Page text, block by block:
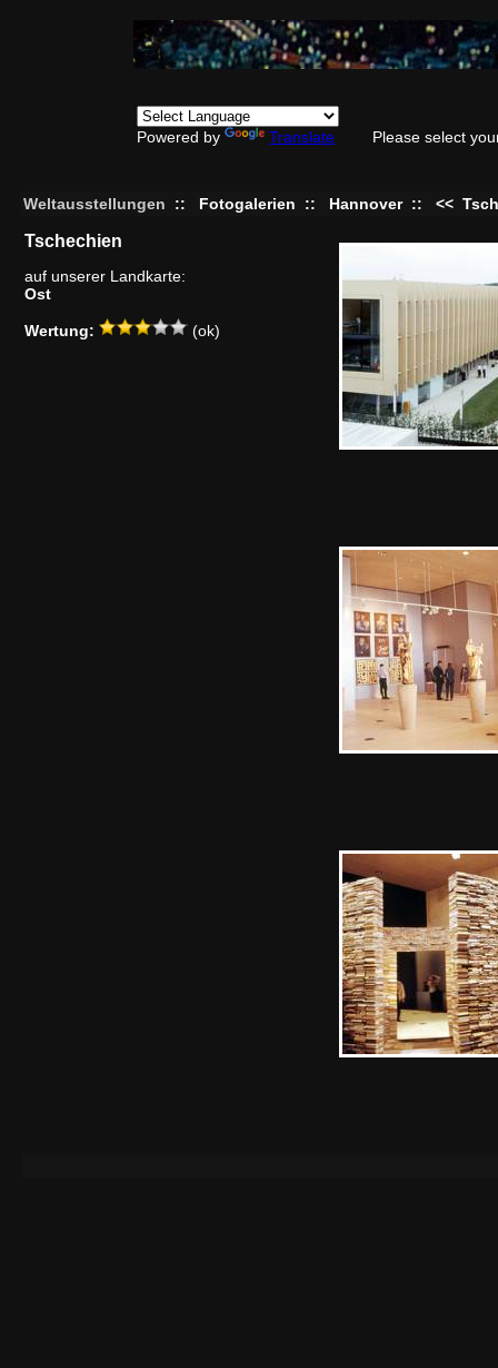
Powered by Translate Please select
Weltausstellungen :: Fotogalerien :: Hannover :: <<
Tschechien
auf unserer Landkarte:
Ost
Wertung: (ok)